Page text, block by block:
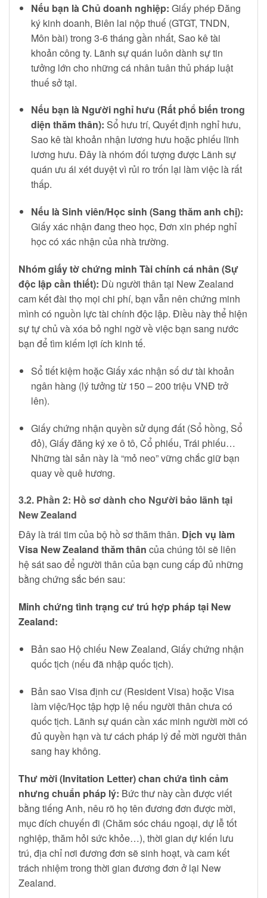
Nếu bạn là Chủ doanh nghiệp: Giấy phép Đăng
ký kinh doanh, Biên lai nộp thuế (GTGT, TNDN,
Môn bài) trong 3-6 tháng gần nhất, Sao kê tài
khoản công ty. Lãnh sự quán luôn dành sự tin
tưởng lớn cho những cá nhân tuân thủ pháp luật
thuế sở tại.
Nếu bạn là Người nghỉ hưu (Rất phổ biến trong
diện thăm thân): Sổ hưu trí, Quyết định nghỉ hưu,
Sao kê tài khoản nhận lương hưu hoặc phiếu lĩnh
lương hưu. Đây là nhóm đối tượng được Lãnh sự
quán ưu ái xét duyệt vì rủi ro trốn lại làm việc là rất
thấp.
Nếu là Sinh viên/Học sinh (Sang thăm anh chị):
Giấy xác nhận đang theo học, Đơn xin phép nghỉ
học có xác nhận của nhà trường.
Nhóm giấy tờ chứng minh Tài chính cá nhân (Sự
độc lập cần thiết): Dù người thân tại New Zealand
cam kết đài thọ mọi chi phí, bạn vẫn nên chứng minh
mình có nguồn lực tài chính độc lập. Điều này thể hiện
sự tự chủ và xóa bỏ nghi ngờ về việc bạn sang nước
bạn để tìm kiếm lợi ích kinh tế.
Sổ tiết kiệm hoặc Giấy xác nhận số dư tài khoản
ngân hàng (lý tưởng từ 150 – 200 triệu VNĐ trở
lên).
Giấy chứng nhận quyền sử dụng đất (Sổ hồng, Sổ
đỏ), Giấy đăng ký xe ô tô, Cổ phiếu, Trái phiếu…
Những tài sản này là “mỏ neo” vững chắc giữ bạn
quay về quê hương.
3.2. Phần 2: Hồ sơ dành cho Người bảo lãnh tại
New Zealand
Đây là trái tim của bộ hồ sơ thăm thân. Dịch vụ làm
Visa New Zealand thăm thân của chúng tôi sẽ liên
hệ sát sao để người thân của bạn cung cấp đủ những
bằng chứng sắc bén sau:
Minh chứng tình trạng cư trú hợp pháp tại New
Zealand:
Bản sao Hộ chiếu New Zealand, Giấy chứng nhận
quốc tịch (nếu đã nhập quốc tịch).
Bản sao Visa định cư (Resident Visa) hoặc Visa
làm việc/Học tập hợp lệ nếu người thân chưa có
quốc tịch. Lãnh sự quán cần xác minh người mời có
đủ quyền hạn và tư cách pháp lý để mời người thân
sang hay không.
Thư mời (Invitation Letter) chan chứa tình cảm
nhưng chuẩn pháp lý: Bức thư này cần được viết
bằng tiếng Anh, nêu rõ họ tên đương đơn được mời,
mục đích chuyến đi (Chăm sóc cháu ngoại, dự lễ tốt
nghiệp, thăm hỏi sức khỏe…), thời gian dự kiến lưu
trú, địa chỉ nơi đương đơn sẽ sinh hoạt, và cam kết
trách nhiệm trong thời gian đương đơn ở lại New
Zealand.